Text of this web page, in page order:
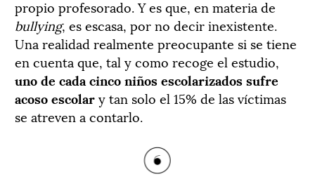
propio profesorado. Y es que, en materia de
bullying, es escasa, por no decir inexistente.
Una realidad realmente preocupante si se tiene
en cuenta que, tal y como recoge el estudio,
uno de cada cinco niños escolarizados sufre
acoso escolary tan solo el 15% de las víctimas
se atreven a contarlo.